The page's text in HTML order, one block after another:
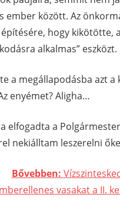
ember között. Az
hogy kikötötte,
alkalmas” eszközt.
a megállapodásba azt
enyémet? Aligha…
elfogadta a
nekiálltam leszerelni
Bővebben:
vasakat a II.